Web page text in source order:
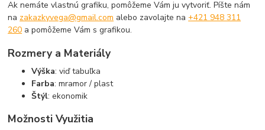
Ak nemáte vlastnú grafiku, pomôžeme Vám ju vytvoriť. Píšte nám
na zakazkyvega@gmail.com alebo zavolajte na+421 948 311
260 a pomôžeme Vám s grafikou.
Rozmery a Materiály
Výška: viď tabuľka
Farba: mramor / plast
Štýl: ekonomik
Možnosti Využitia